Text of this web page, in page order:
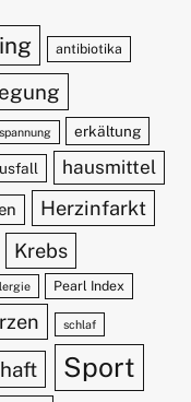
antibiotika
erkältung
hausmittel
Herzinfarkt
Krebs
Pearl Index
schlaf
Sport